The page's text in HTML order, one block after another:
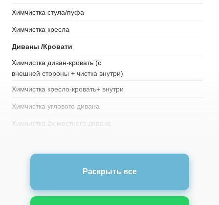
Химчистка стула/пуфа
Химчистка кресла
Диваны /Кровати
Химчистка диван-кровать (с
внешней стороны + чистка внутри)
Химчистка кресло-кровать+ внутри
Химчистка углового дивана
Химчистка 2х местного дивана
Химчистка многоместного дивана
(за 1 посадочное место)
Кожаная мебель
Раскрыть все